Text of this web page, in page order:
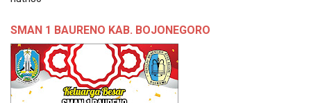
SMAN 1 BAURENO KAB. BOJONEGORO